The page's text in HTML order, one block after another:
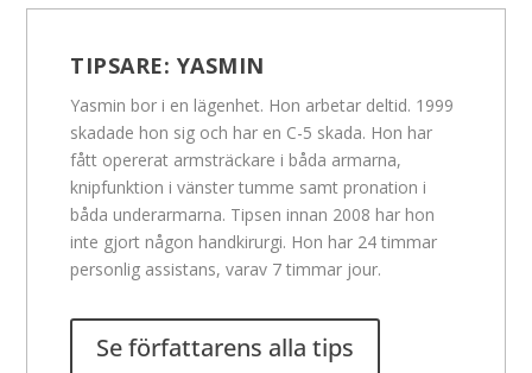
TIPSARE: YASMIN
Yasmin bor i en lägenhet. Hon arbetar deltid. 1999
skadade hon sig och har en C-5 skada. Hon har
fått opererat armsträckare i båda armarna,
knipfunktion i vänster tumme samt pronation i
båda underarmarna. Tipsen innan 2008 har hon
inte gjort någon handkirurgi. Hon har 24 timmar
personlig assistans, varav 7 timmar jour.
Se författarens alla tips